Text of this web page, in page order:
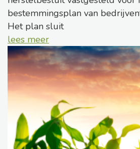
bestemmingsplan van
Het plan sluit
lees meer